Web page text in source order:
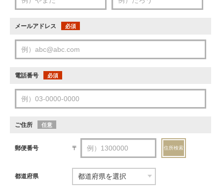
メールアドレス 必須
電話番号 必須
ご住所 任意
郵便番号 〒 住所検索
都道府県